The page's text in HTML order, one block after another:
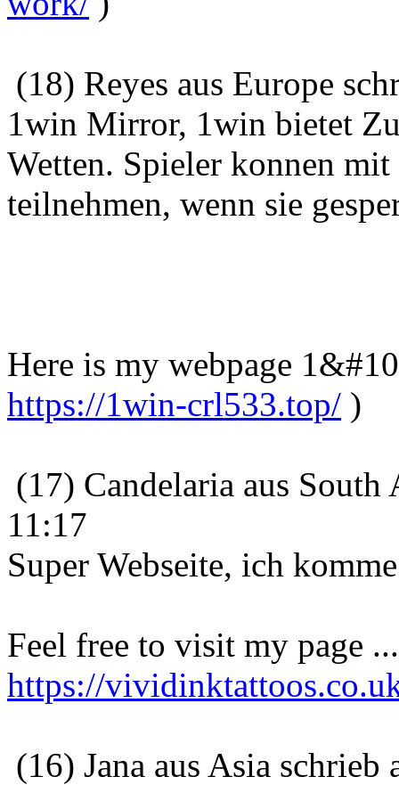
(18) Reyes aus Europe
1win Mirror, 1win bietet
Wetten. Spieler konnen
teilnehmen, wenn sie
Here is my webpage
https://1win-crl533.top/ )
(17) Candelaria aus
11:17
Super Webseite, ich
Feel free to visit my page
https://
(16) Jana aus Asia